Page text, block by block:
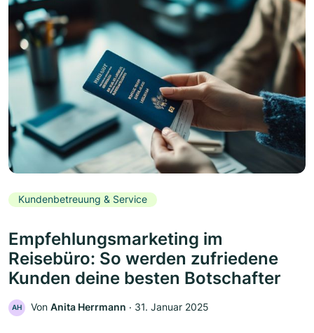
Kundenbetreuung & Service
Empfehlungsmarketing im
Reisebüro: So werden zufriedene
Kunden deine besten Botschafter
AH Von Anita Herrmann ‧ 31. Januar 2025